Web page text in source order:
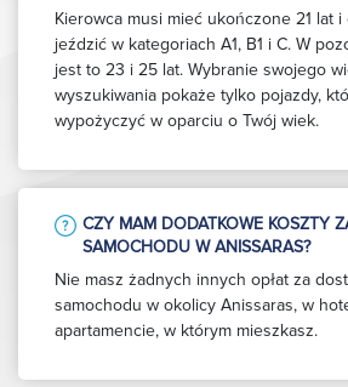
Kierowca musi mieć ukończone 21 lat i
jeździć w kategoriach A1, B1 i C. W
jest to 23 i 25 lat. Wybranie swojego
wyszukiwania pokaże tylko pojazdy,
wypożyczyć w oparciu o Twój wiek.
CZY MAM DODATKOWE KOSZTY
SAMOCHODU W ANISSARAS?
Nie masz żadnych innych opłat za
samochodu w okolicy Anissaras, w
apartamencie, w którym mieszkasz.